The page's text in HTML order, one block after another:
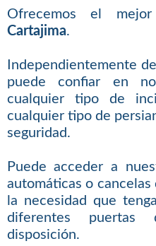
Ofrecemos el
Cartajima.
Independientemente
puede confiar en
cualquier tipo de
cualquier tipo de
seguridad.
Puede acceder a
automáticas o
la necesidad que
diferentes
disposición.